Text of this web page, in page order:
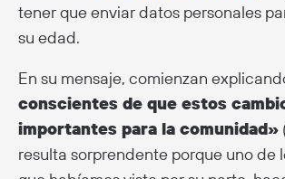
tener que enviar datos personales
su edad.
En su mensaje, comienzan
conscientes de que estos
importantes para la comunidad»
resulta sorprendente porque uno de